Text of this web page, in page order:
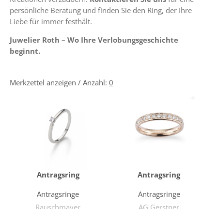
persönliche Beratung und finden Sie den Ring, der Ihre
Liebe für immer festhält.
Juwelier Roth – Wo Ihre Verlobungsgeschichte
beginnt.
Merkzettel anzeigen / Anzahl: 0
Antragsring
Antragsringe
Antragsring
Antragsringe